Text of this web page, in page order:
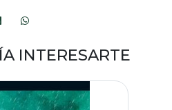
INTERESARTE